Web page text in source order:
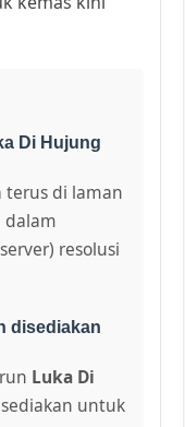
Di Hujung
di laman
dalam
resolusi
disediakan
Luka Di
untuk